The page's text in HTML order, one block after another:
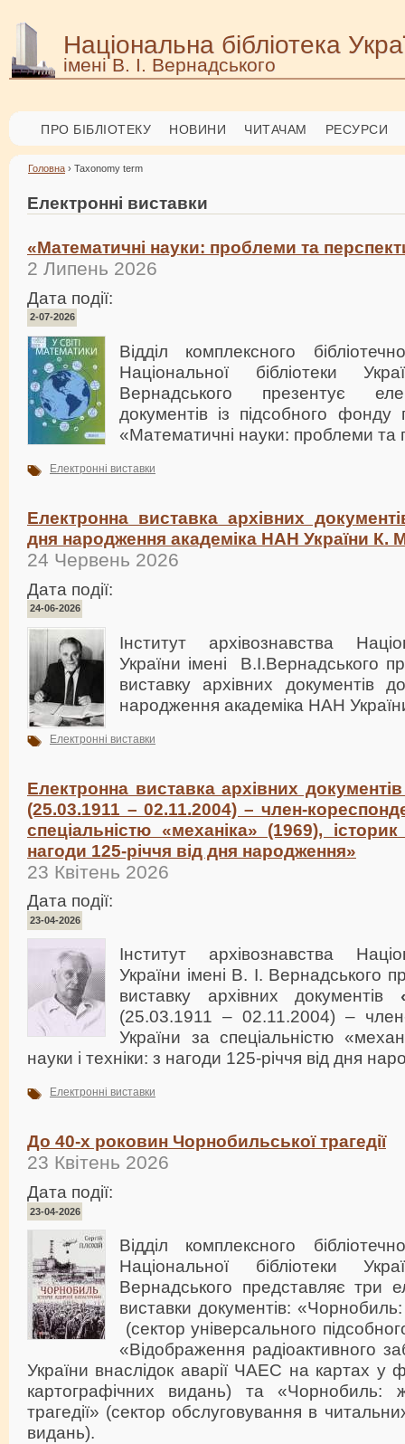
Національна бібліотека
імені В. І. Вернадського
ПРО БІБЛІОТЕКУ НОВИНИ ЧИТАЧАМ РЕСУРСИ
Головна › Taxonomy term
Електронні виставки
«Математичні науки: проблеми та
2 Липень 2026
Дата події:
2-07-2026
Відділ комплексного
Національної бібліотеки
Вернадського презентує
документів із підсобного фонду
«Математичні науки: проблеми та
Електронні виставки
Електронна виставка архівних
дня народження академіка НАН України К.
24 Червень 2026
Дата події:
24-06-2026
Інститут архівознавства
України імені В.І.Вернадського
виставку архівних документів
народження академіка НАН
Електронні виставки
Електронна виставка архівних
(25.03.1911 – 02.11.2004) – член-
спеціальністю «механіка» (1969),
нагоди 125-річчя від дня народження»
23 Квітень 2026
Дата події:
23-04-2026
Інститут архівознавства
України імені В. І. Вернадського
виставку архівних документів
(25.03.1911 – 02.11.2004) –
України за спеціальністю
науки і техніки: з нагоди 125-річчя від дня
Електронні виставки
До 40-х роковин Чорнобильської трагедії
23 Квітень 2026
Дата події:
23-04-2026
Відділ комплексного
Національної бібліотеки
Вернадського представляє три
виставки документів:
(сектор універсального
«Відображення радіоактивного
України внаслідок аварії ЧАЕС на картах у
картографічних видань) та «Чорнобиль:
трагедії» (сектор обслуговування в
видань).